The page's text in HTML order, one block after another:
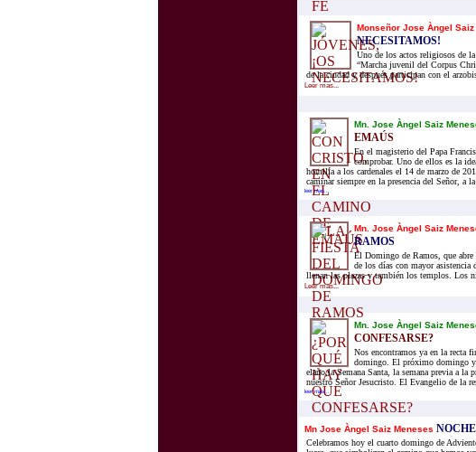
Monseñor Jose Àngel Saiz
NECESITAMOS!
Uno de los actos religiosos de
“Marcha juvenil del Corpus
de la ciudad y después participan con el
Leer mas...
Mn. Jose Àngel Saiz
EMAÚS
En el magisterio del Papa
comprobar. Uno de ellos es la
homilía a los cardenales el 14 de marzo de
caminar siempre en la presencia del Señor, a la
leer mas...
Mn. Jose Àngel Saiz
RAMOS
El Domingo de Ramos, que abre
de los días con mayor asistencia
llenan las plazas y también los templos. Los
Leer mas...
Mn. Jose Àngel Saiz
CONFESARSE?
Nos encontramos ya en la recta
domingo. El próximo domingo
elaño,la Semana Santa, la semana previa a la
nuestro Señor Jesucristo. El Evangelio de la
leer mas...
Mn Jose Àngel Saiz Meneses
Celebramos hoy el cuarto domingo de